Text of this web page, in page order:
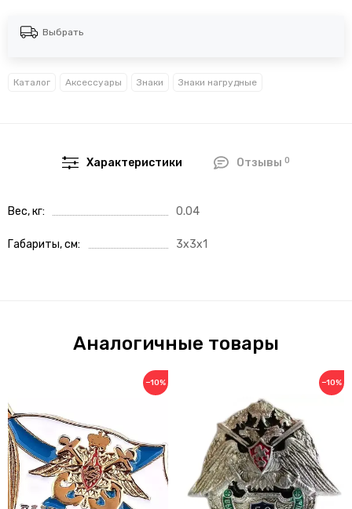
Выбрать
Каталог Аксессуары Знаки Знаки нагрудные
Характеристики Отзывы 0
Вес, кг 0.04
Габариты, см 3x3x1
Аналогичные товары
−10% −10%